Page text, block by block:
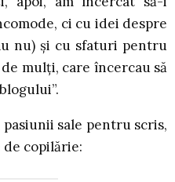
ci cu idei despre
nu) și cu sfaturi pentru
mulți, care încercau să
sale pentru scris,
de copilărie: